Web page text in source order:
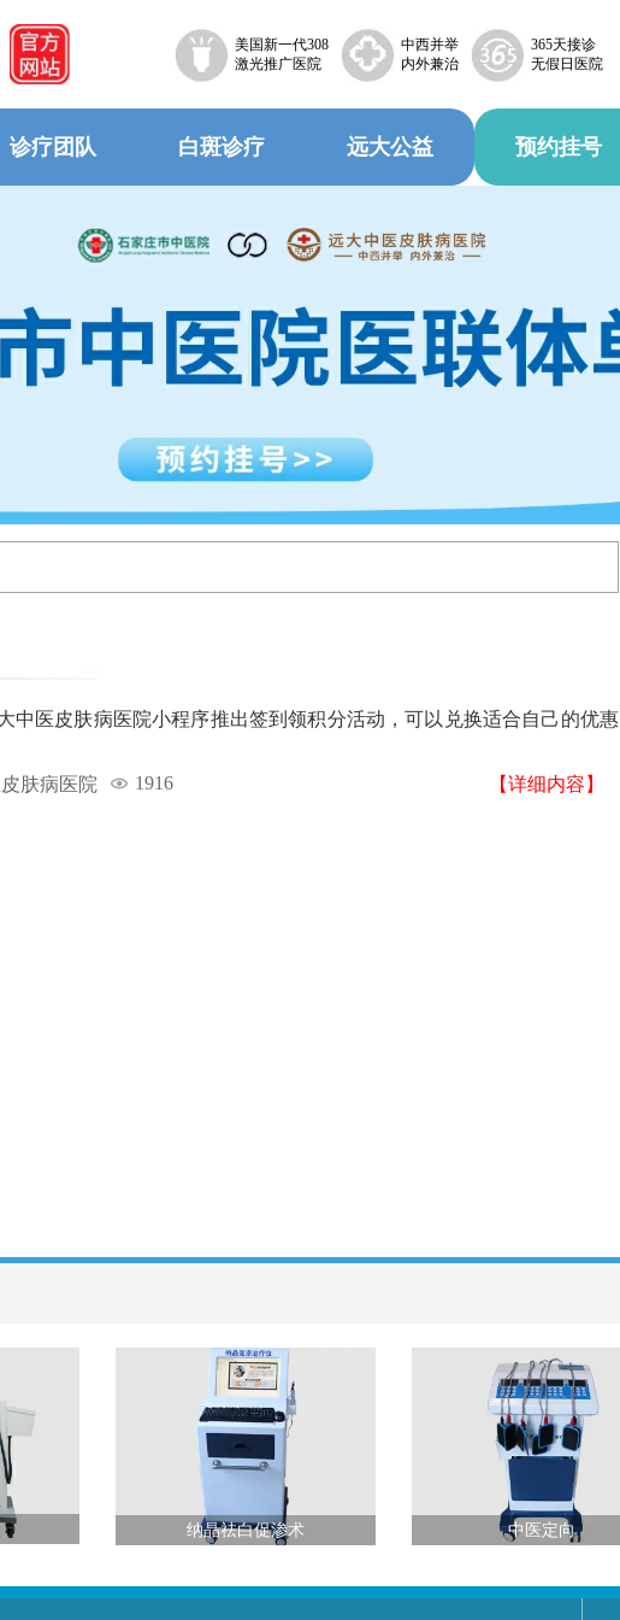
美国新一代308
激光推广医院
中西并举
内外兼治
365天接诊
无假日医院
诊疗团队 白斑诊疗 远大公益 预约挂号
中医皮肤病医院小程序推出签到领积分活动，可以兑换适合自己的优惠
【详细内容】
肤病医院 1916
纳晶祛白促渗术 中医定向